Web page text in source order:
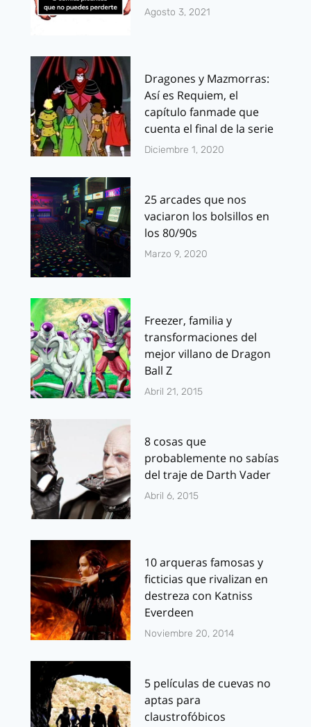
Agosto 3, 2021
Dragones y Mazmorras:
Así es Requiem, el
capítulo fanmade que
cuenta el final de la serie
Diciembre 1, 2020
25 arcades que nos
vaciaron los bolsillos en
los 80/90s
Marzo 9, 2020
Freezer, familia y
transformaciones del
mejor villano de Dragon
Ball Z
Abril 21, 2015
8 cosas que
probablemente no sabías
del traje de Darth Vader
Abril 6, 2015
10 arqueras famosas y
ficticias que rivalizan en
destreza con Katniss
Everdeen
Noviembre 20, 2014
5 películas de cuevas no
aptas para
claustrofóbicos